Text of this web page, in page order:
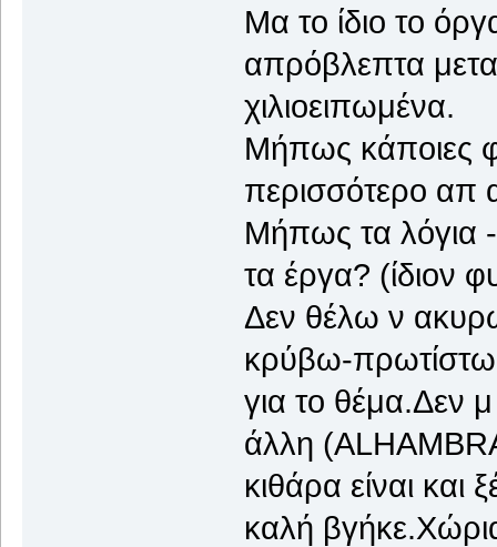
Μα το ίδιο το
απρόβλεπτα
χιλιοειπωμένα.
Μήπως κάποιες
περισσότερο απ
Μήπως τα λόγια -
τα έργα? (ίδιον
Δεν θέλω ν
κρύβω-
για το θέμα.Δεν
άλλη
κιθάρα είναι
καλή